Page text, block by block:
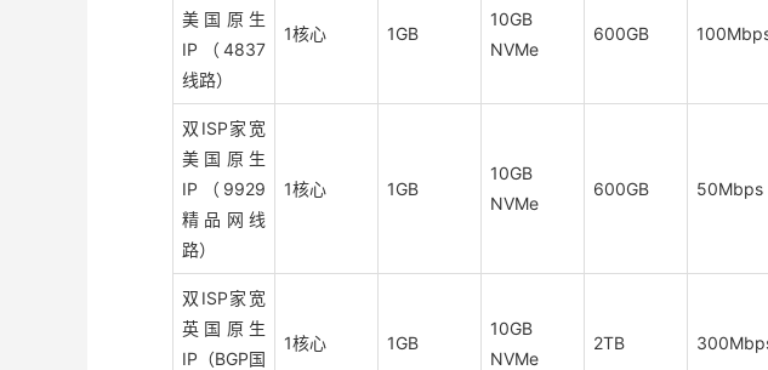
美国原生
IP（4837
线路）
1核心 1GB
10GB
NVMe
600GB
双ISP家宽
美国原生
IP（9929
精品网线
路）
1核心 1GB
10GB
NVMe
600GB 50Mbps
双ISP家宽
英国原生
IP（BGP国
1核心 1GB
10GB
NVMe
2TB